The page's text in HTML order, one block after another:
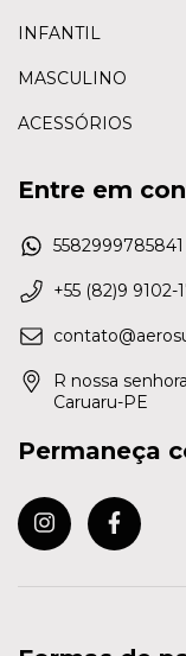
INFANTIL
MASCULINO
ACESSÓRIOS
Entre em
5582999785841
+55 (82)9 9102-
R nossa
Caruaru-PE
Permaneça